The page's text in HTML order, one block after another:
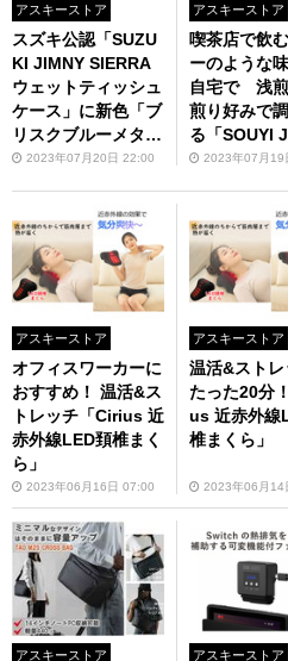
アスキーストア
スズキ公認「SUZU
KI JIMNY SIERRA
ウェットティッシュ
ケース」に新色「ブ
リスクブルーメタリ
ック」が登場 予約
2023年07月20日 22:00
アスキーストア
喫茶店で飲
ーのような
自宅で 浅
煎り好みで
る「SOUYI
本格コーヒー
2023年07月19
アスキーストア
オフィスワーカーに
おすすめ！ 温活&ス
トレッチ「Cirius 近
赤外線LED頚椎まく
ら」
2023年06月16日 07:00
アスキーストア
温活&スト
たった20分
us 近赤外線
椎まくら」
2023年06月14
アスキーストア アスキーストア